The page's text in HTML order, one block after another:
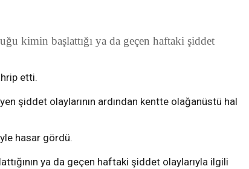
kimin başlattığı ya da geçen haftaki şiddet
etti.
şiddet olaylarının ardından kentte olağanüstü hal
hasar gördü.
ya da geçen haftaki şiddet olaylarıyla ilgili